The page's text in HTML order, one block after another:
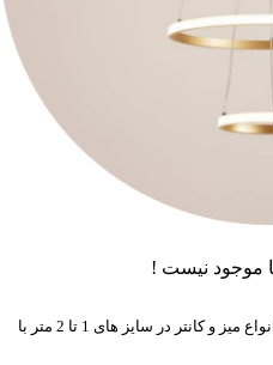
موجود نیست !
لوستر سقفی با طرح خطی مناسب برای انواع میز و کانتر در سایز های 1 تا 2 متر با